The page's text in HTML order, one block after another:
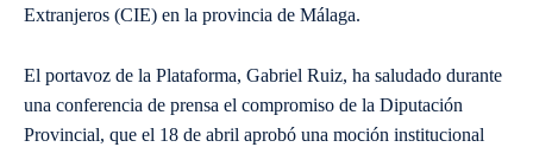
Extranjeros (CIE) en la provincia de Málaga.
El portavoz de la Plataforma, Gabriel Ruiz, ha saludado durante
una conferencia de prensa el compromiso de la Diputación
Provincial, que el 18 de abril aprobó una moción institucional